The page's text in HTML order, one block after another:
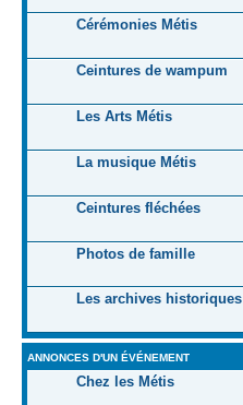
Cérémonies Métis
Ceintures de wampum
Les Arts Métis
La musique Métis
Ceintures fléchées
Photos de famille
Les archives historiques
ANNONCES D'UN ÉVÉNEMENT
Chez les Métis